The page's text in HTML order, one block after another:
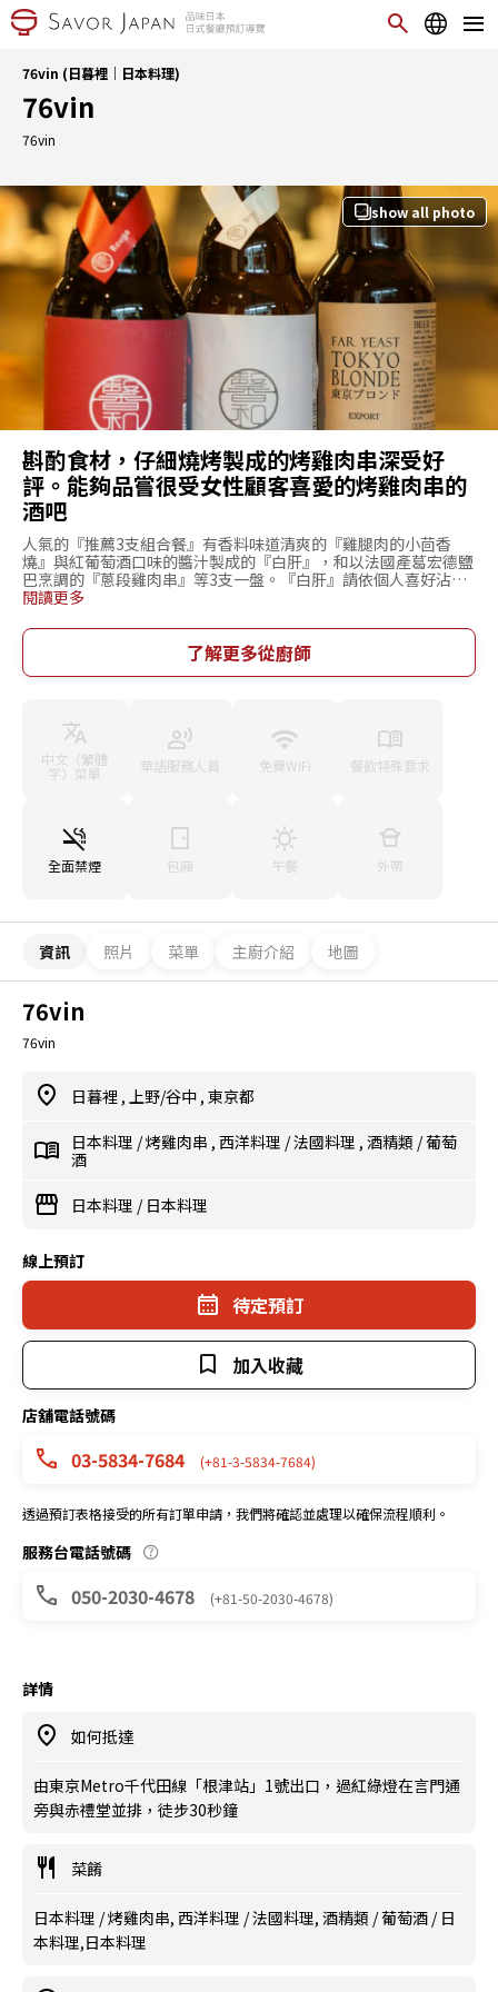
76vin (日暮裡｜日本料理)
76vin
76vin
show all photo
斟酌食材，仔細燒烤製成的烤雞肉串深受好
評。能夠品嘗很受女性顧客喜愛的烤雞肉串的
酒吧
人氣的『推薦3支組合餐』有香料味道清爽的『雞腿肉的小茴香
燒』與紅葡萄酒口味的醬汁製成的『白肝』，和以法國產葛宏德鹽
巴烹調的『蔥段雞肉串』等3支一盤。『白肝』請依個人喜好沾取
黃芥末品嘗。除了講究雞肉本身外，分別使用2種法國產的葛宏德
成前再撒上粗鹽讓食材的味道更出色。本店的經營概念為“享受烤
雞肉串的酒吧”。然而提供慢慢享用美味的烤雞肉串是我們的基本
想法。當顧客點烤雞肉串時才開始切肉、串肉後，再用炭火燒烤。
距離感也是營造不嬌飾做作的休閒氣氛。
閱讀更多
了解更多從廚師
中文（繁體
字）菜單 華語服務人員 免費WiFi 餐飲特殊要求
全面禁煙 包廂 午餐 外帶
資訊 照片 菜單 主廚介紹 地圖
76vin
76vin
日暮裡 , 上野/谷中 , 東京都
日本料理 /烤雞肉串 , 西洋料理 /法國料理 , 酒精類 /葡萄
酒
日本料理 / 日本料理
線上預訂
待定預訂
加入收藏
店舖電話號碼
03-5834-7684 (+81-3-5834-7684)
透過預訂表格接受的所有訂單申請，我們將確認並處理以確保流程順利。
服務台電話號碼
050-2030-4678 (+81-50-2030-4678)
詳情
如何抵達
由東京Metro千代田線「根津站」1號出口，過紅綠燈在言門通
旁與赤禮堂並排，徒步30秒鐘
菜餚
日本料理 / 烤雞肉串, 西洋料理 / 法國料理, 酒精類 / 葡萄酒 / 日
本料理,日本料理